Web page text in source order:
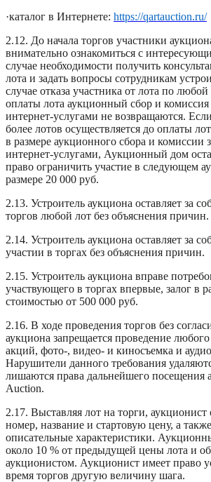
·каталог в Интернете: https://qartauction.ru/
2.12. До начала торгов участники
внимательно ознакомиться с
случае необходимости получить
лота и задать вопросы сотрудникам
случае отказа участника от лота по
оплаты лота аукционный сбор и комиссия
интернет-услугами не возвращаются.
более лотов осуществляется до оплаты
в размере аукционного сбора и комиссии
интернет-услугами, Аукционный дом
право ограничить участие в следующем
размере 20 000 руб.
2.13. Устроитель аукциона оставляет за
торгов любой лот без объяснения причин.
2.14. Устроитель аукциона оставляет за
участии в торгах без объяснения причин.
2.15. Устроитель аукциона вправе
участвующего в торгах впервые, залог в
стоимостью от 500 000 руб.
2.16. В ходе проведения торгов без
аукциона запрещается проведение
акций, фото-, видео- и киносъемка и
Нарушители данного требования
лишаются права дальнейшего посещения
Auction.
2.17. Выставляя лот на торги, аукционист
номер, название и стартовую цену, а
описательные характеристики.
около 10 % от предыдущей цены лота и
аукционистом. Аукционист имеет право
время торгов другую величину шага.